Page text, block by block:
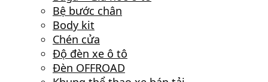
Bệ bước chân
Body kit
Chén cửa
Độ đèn xe ô tô
Đèn OFFROAD